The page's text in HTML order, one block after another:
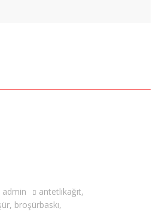
admin antetlikağıt,
, broşürbaskı,